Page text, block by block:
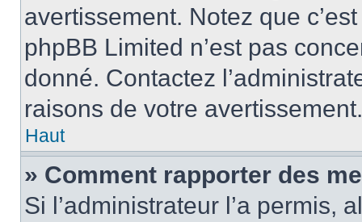
avertissement. Notez que
phpBB Limited n’est pas
donné. Contactez
raisons de votre avertissement.
Haut
» Comment rapporter des
Si l’administrateur l’a permis,